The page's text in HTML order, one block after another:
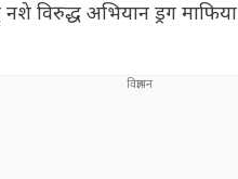
विरुद्ध अभियान ड्रग